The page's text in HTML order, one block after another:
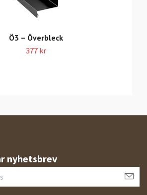
Ö3 – Överbleck
377 kr
nyhetsbrev